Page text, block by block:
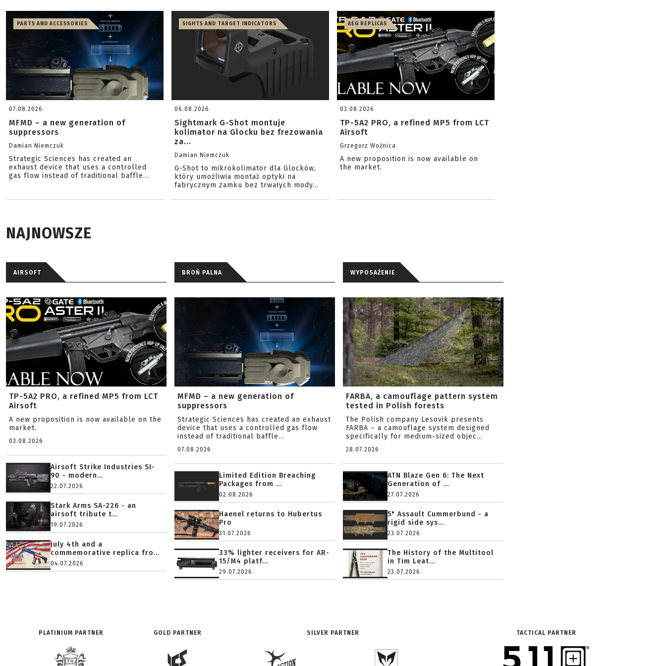
PARTS AND ACCESSORIES
07.08.2026
MFMD – a new generation of
suppressors
Damian Niemczuk
Strategic Sciences has created an
exhaust device that uses a controlled
gas flow instead of traditional baffle...
SIGHTS AND TARGET INDICATORS
06.08.2026
Sightmark G-Shot montuje
kolimator na Glocku bez frezowania
za...
Damian Niemczuk
G-Shot to mikrokolimator dla Glocków,
który umożliwia montaż optyki na
fabrycznym zamku bez trwałych mody...
AEG REPLICAS
03.08.2026
TP-5A2 PRO, a refined MP5 from LCT
Airsoft
Grzegorz Woźnica
A new proposition is now available on
the market.
NAJNOWSZE
AIRSOFT
TP-5A2 PRO, a refined MP5 from LCT
Airsoft
A new proposition is now available on the
market.
03.08.2026
Airsoft Strike Industries SI-
90 - modern...
22.07.2026
Stark Arms SA-226 - an
airsoft tribute t...
19.07.2026
July 4th and a
commemorative replica fro...
04.07.2026
BROŃ PALNA
MFMD – a new generation of
suppressors
Strategic Sciences has created an exhaust
device that uses a controlled gas flow
instead of traditional baffle...
07.08.2026
Limited Edition Breaching
Packages from ...
02.08.2026
Haenel returns to Hubertus
Pro
31.07.2026
33% lighter receivers for AR-
15/M4 platf...
29.07.2026
WYPOSAŻENIE
FARBA, a camouflage pattern system
tested in Polish forests
The Polish company Lesovik presents
FARBA – a camouflage system designed
specifically for medium-sized objec...
28.07.2026
ATN Blaze Gen 6: The Next
Generation of ...
27.07.2026
5" Assault Cummerbund - a
rigid side sys...
23.07.2026
The History of the Multitool
in Tim Leat...
23.07.2026
PLATINIUM PARTNER GOLD PARTNER SILVER PARTNER TACTICAL PARTNER